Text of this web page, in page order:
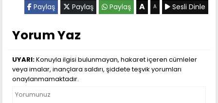
Paylaş Paylaş Paylaş A A Sesli Dinle
Yorum Yaz
UYARI:Konuyla ilgisi bulunmayan, hakaret içeren cümleler
veya imalar, inançlara saldırı, şiddete teşvik yorumları
onaylanmamaktadır.